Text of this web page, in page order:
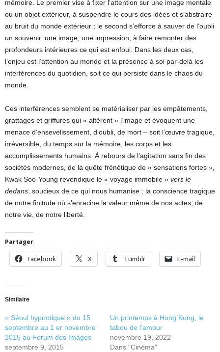
mémoire. Le premier vise à fixer l’attention sur une image mentale
ou un objet extérieur, à suspendre le cours des idées et s’abstraire
au bruit du monde extérieur ; le second s’efforce à sauver de l’oubli
un souvenir, une image, une impression, à faire remonter des
profondeurs intérieures ce qui est enfoui. Dans les deux cas,
l’enjeu est l’attention au monde et la présence à soi par-delà les
interférences du quotidien, soit ce qui persiste dans le chaos du
monde.
Ces interférences semblent se matérialiser par les empâtements,
grattages et griffures qui « altèrent » l’image et évoquent une
menace d’ensevelissement, d’oubli, de mort – soit l’œuvre tragique,
irréversible, du temps sur la mémoire, les corps et les
accomplissements humains. À rebours de l’agitation sans fin des
sociétés modernes, de la quête frénétique de « sensations fortes »,
Kwak Soo-Young revendique le « voyage immobile » vers le
dedans , soucieux de ce qui nous humanise : la conscience tragique
de notre finitude où s’enracine la valeur même de nos actes, de
notre vie, de notre liberté.
Partager
Facebook X Tumblr E-mail
Similaire
« Séoul hypnotique » du 15
septembre au 1 er novembre
2015 au Forum des Images
septembre 9, 2015
Un printemps à Hong Kong, le
tabou de l’amour
novembre 19, 2022
Dans "Cinéma"